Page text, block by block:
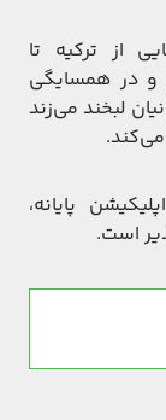
از ترکیه تا
و در همسایگی
لبخند می‌زند
پایانه،